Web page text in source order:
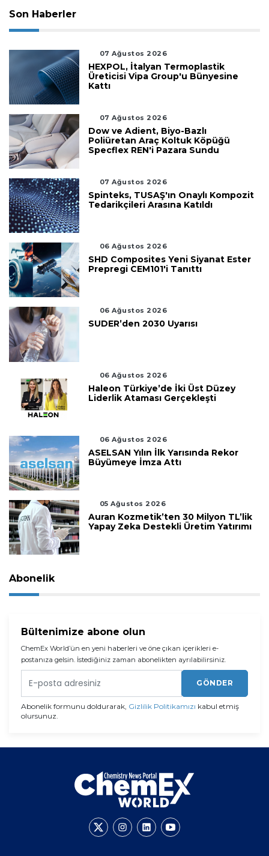
Son Haberler
07 Ağustos 2026
HEXPOL, İtalyan Termoplastik
Üreticisi Vipa Group'u Bünyesine
Kattı
07 Ağustos 2026
Dow ve Adient, Biyo-Bazlı
Poliüretan Araç Koltuk Köpüğü
Specflex REN'i Pazara Sundu
07 Ağustos 2026
Spinteks, TUSAŞ'ın Onaylı Kompozit
Tedarikçileri Arasına Katıldı
06 Ağustos 2026
SHD Composites Yeni Siyanat Ester
Prepregi CEM101'i Tanıttı
06 Ağustos 2026
SUDER’den 2030 Uyarısı
06 Ağustos 2026
Haleon Türkiye’de İki Üst Düzey
Liderlik Ataması Gerçekleşti
06 Ağustos 2026
ASELSAN Yılın İlk Yarısında Rekor
Büyümeye İmza Attı
05 Ağustos 2026
Auran Kozmetik’ten 30 Milyon TL’lik
Yapay Zeka Destekli Üretim Yatırımı
Abonelik
Bültenimize abone olun
ChemEx World’ün en yeni haberleri ve öne çıkan içerikleri e-
postanıza gelsin. İstediğiniz zaman abonelikten ayrılabilirsiniz.
GÖNDER
Abonelik formunu doldurarak, Gizlilik Politikamızı kabul etmiş
olursunuz.